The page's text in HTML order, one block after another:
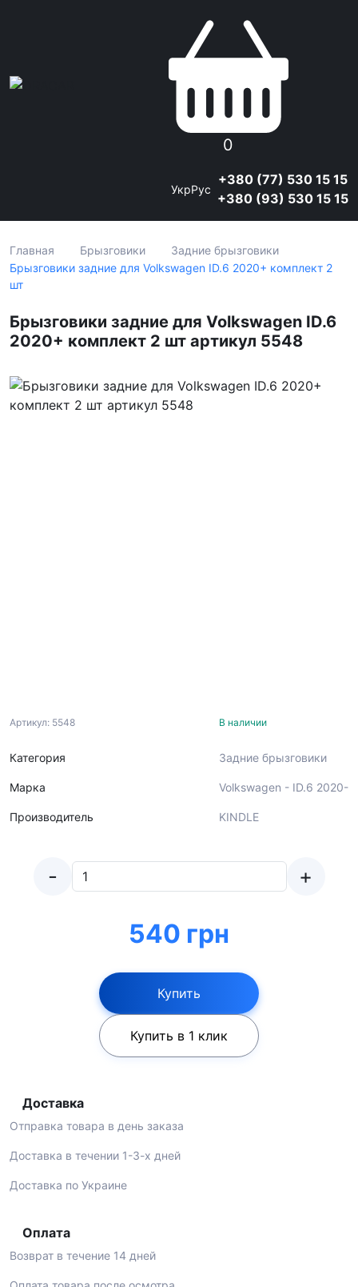
0
УкрРус
+380 (77) 530 15 15
+380 (93) 530 15 15
Главная Брызговики
Задние брызговики
Брызговики задние для Volkswagen ID.6 2020+ комплект 2
шт
Брызговики задние для Volkswagen ID.6
2020+ комплект 2 шт артикул 5548
Артикул: 5548
Категория
Марка
Производитель
В наличии
Задние брызговики
Volkswagen - ID.6 2020-
KINDLE
- +
540 грн
Купить
Купить в 1 клик
Доставка
Отправка товара в день заказа
Доставка в течении 1-3-х дней
Доставка по Украине
Оплата
Возврат в течение 14 дней